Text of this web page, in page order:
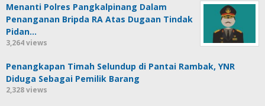
Menanti Polres Pangkalpinang Dalam
Penanganan Bripda RA Atas Dugaan Tindak
Pidan…
3,264 views
Penangkapan Timah Selundup di Pantai Rambak, YNR
Diduga Sebagai Pemilik Barang
2,328 views